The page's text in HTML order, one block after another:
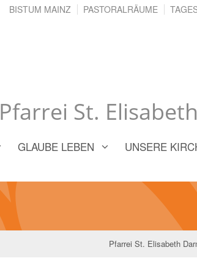
Pfarrei St.
BISTUM MAINZ PASTORALRÄUME
GLAUBE LEBEN UNSERE
Pfarrei St. Elisabeth